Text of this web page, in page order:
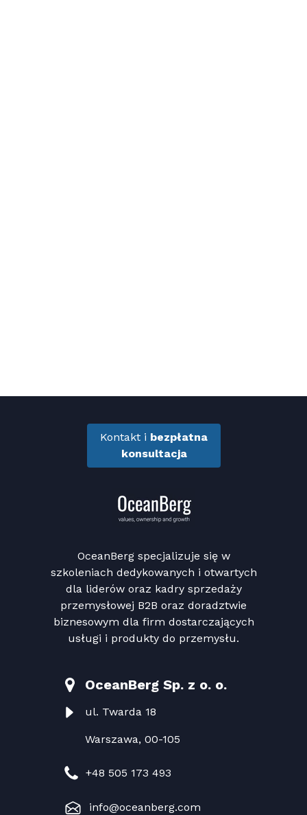
Kontakt i bezpłatna
konsultacja
+48 505 173 493
info@oceanberg.com
OceanBerg Sp. z o. o.
ul. Twarda 18
Warszawa, 00-105
OceanBerg specjalizuje się w
szkoleniach dedykowanych i otwartych
dla liderów oraz kadry sprzedaży
przemysłowej B2B oraz doradztwie
biznesowym dla firm dostarczających
usługi i produkty do przemysłu.